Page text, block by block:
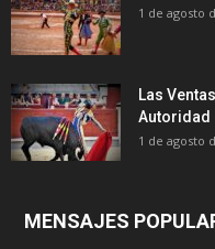
1 de agosto
Las
Autoridad
1 de agosto
MENSAJES